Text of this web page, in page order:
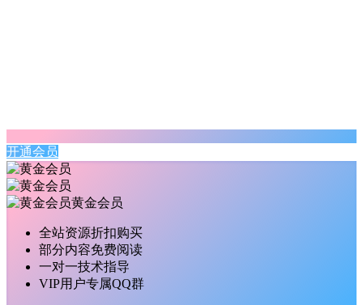
开通会员
黄金会员
全站资源折扣购买
部分内容免费阅读
一对一技术指导
VIP用户专属QQ群